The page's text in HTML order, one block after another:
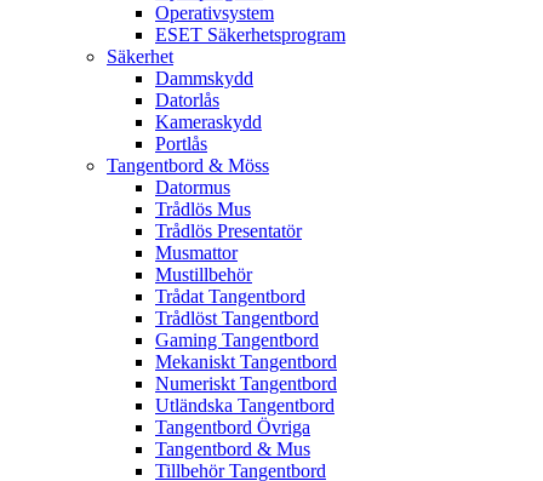
Operativsystem
ESET Säkerhetsprogram
Säkerhet
Dammskydd
Datorlås
Kameraskydd
Portlås
Tangentbord & Möss
Datormus
Trådlös Mus
Trådlös Presentatör
Musmattor
Mustillbehör
Trådat Tangentbord
Trådlöst Tangentbord
Gaming Tangentbord
Mekaniskt Tangentbord
Numeriskt Tangentbord
Utländska Tangentbord
Tangentbord Övriga
Tangentbord & Mus
Tillbehör Tangentbord